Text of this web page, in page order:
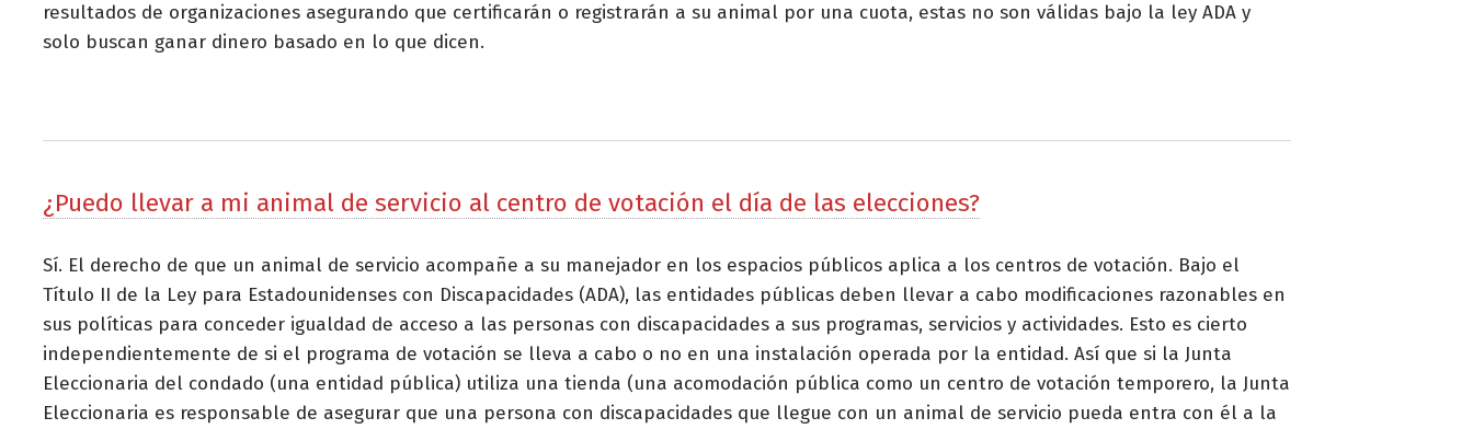
resultados de organizaciones asegurando que certificarán o registrarán a su animal por una cuota, estas no son válidas bajo la ley ADA y
solo buscan ganar dinero basado en lo que dicen.
¿Puedo llevar a mi animal de servicio al centro de votación el día de las elecciones?
Sí. El derecho de que un animal de servicio acompañe a su manejador en los espacios públicos aplica a los centros de votación. Bajo el
Título II de la Ley para Estadounidenses con Discapacidades (ADA), las entidades públicas deben llevar a cabo modificaciones razonables en
sus políticas para conceder igualdad de acceso a las personas con discapacidades a sus programas, servicios y actividades. Esto es cierto
independientemente de si el programa de votación se lleva a cabo o no en una instalación operada por la entidad. Así que si la Junta
Eleccionaria del condado (una entidad pública) utiliza una tienda (una acomodación pública como un centro de votación temporero, la Junta
Eleccionaria es responsable de asegurar que una persona con discapacidades que llegue con un animal de servicio pueda entra con él a la